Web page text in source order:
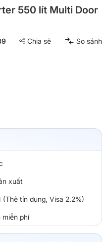
550 lít Multi Door
Chia sẻ So sánh
xuất
tín dụng, Visa 2.2%)
phí